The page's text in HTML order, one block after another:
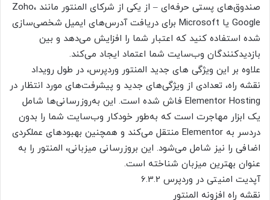
صندوق‌های پستی حرفه‌ای – از یکی از شرکای المنتور مانند Zoho،
Google یا Microsoft برای دریافت آدرس‌های ایمیل شخصی‌سازی
شده استفاده کنید که اعتبار شما را افزایش می‌دهد و بین
بازدیدکنندگان وب‌سایت شما اعتماد ایجاد می‌کند.
علاوه بر این ویژگی های جدید المنتور وردپرس، در طول رویداد
نقشه راه، تعدادی از ویژگی‌های جدید و پیشرفت‌های مورد انتظار در
Elementor Hosting فاش شده است. این به‌روزرسانی‌ها شامل
یک ابزار مهاجرت است که به‌طور خودکار وب‌سایت شما را بدون
دردسر به Elementor منتقل می‌کند و همچنین بهبودهای عملکردی
اضافی را نیز شامل می‌شود. این بروزرسانی میزبانی، المنتور را به
عنوان بهترین میزبان شناخته است.
آپدیت امنیتی در وردپرس 6.3.2
نقشه راه افزونه المنتور